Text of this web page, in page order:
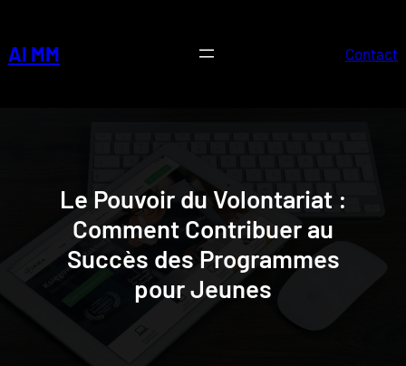
content
AI MM Contact
Le Pouvoir du Volontariat :
Comment Contribuer au
Succès des Programmes
pour Jeunes